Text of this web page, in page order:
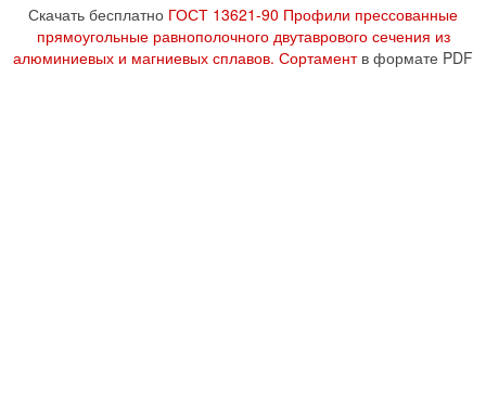
Скачать бесплатно ГОСТ 13621-90 Профили прессованные
прямоугольные равнополочного двутаврового сечения из
алюминиевых и магниевых сплавов. Сортаментв формате PDF